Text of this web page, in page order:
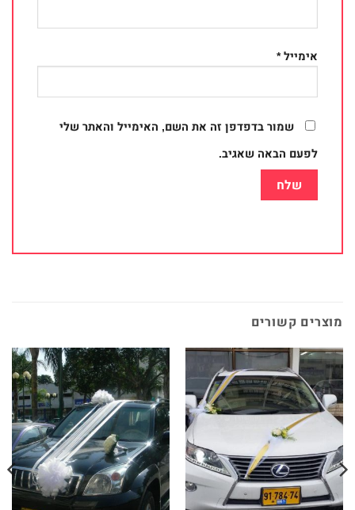
אימייל*
שמור בדפדפן זה את השם, האימייל והאתר שלי
לפעם הבאה שאגיב.
מוצרים קשורים